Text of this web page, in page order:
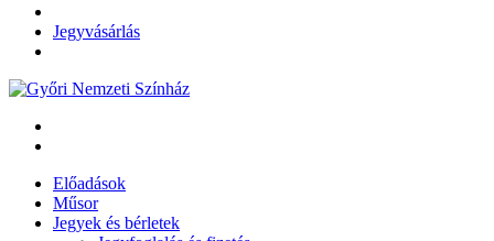
Jegyvásárlás
Előadások
Műsor
Jegyek és bérletek